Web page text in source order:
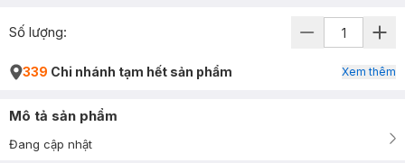
Số lượng:
339 Chi nhánh tạm hết sản phẩm Xem thêm
Mô tả sản phẩm
Đang cập nhật